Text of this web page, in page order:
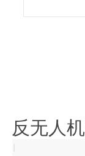
反无人